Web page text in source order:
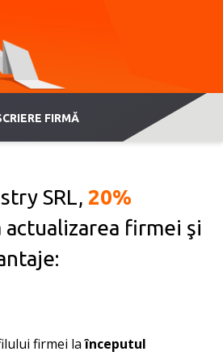
FIRMĂ
SRL, 20%
actualizarea firmei şi
firmei laînceputul